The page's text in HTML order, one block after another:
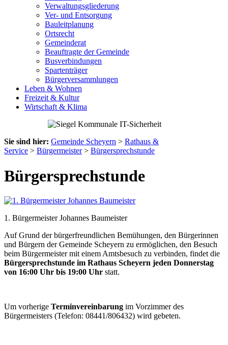
Verwaltungsgliederung
Ver- und Entsorgung
Bauleitplanung
Ortsrecht
Gemeinderat
Beauftragte der Gemeinde
Busverbindungen
Spartenträger
Bürgerversammlungen
Leben & Wohnen
Freizeit & Kultur
Wirtschaft & Klima
Sie sind hier: Gemeinde Scheyern > Rathaus &
Service > Bürgermeister> Bürgersprechstunde
Bürgersprechstunde
1. Bürgermeister Johannes Baumeister
Auf Grund der bürgerfreundlichen Bemühungen, den Bürgerinnen
und Bürgern der Gemeinde Scheyern zu ermöglichen, den Besuch
beim Bürgermeister mit einem Amtsbesuch zu verbinden, findet die
Bürgersprechstunde im Rathaus Scheyern jeden Donnerstag
von 16:00 Uhr bis 19:00 Uhr statt.
Um vorherige Terminvereinbarung im Vorzimmer des
Bürgermeisters (Telefon: 08441/806432) wird gebeten.